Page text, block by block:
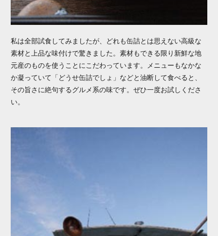
私は全部試食してみましたが、どれも缶詰とは思えない高級な
素材と上品な味付けで驚きました。素材もできる限り新鮮な地
元産のものを使うことにこだわっています。メニューもなかな
か凝っていて「どうせ缶詰でしょ」などと油断して食べると、
その旨さに絶句するグルメ系の味です。ぜひ一度お試しくださ
い。